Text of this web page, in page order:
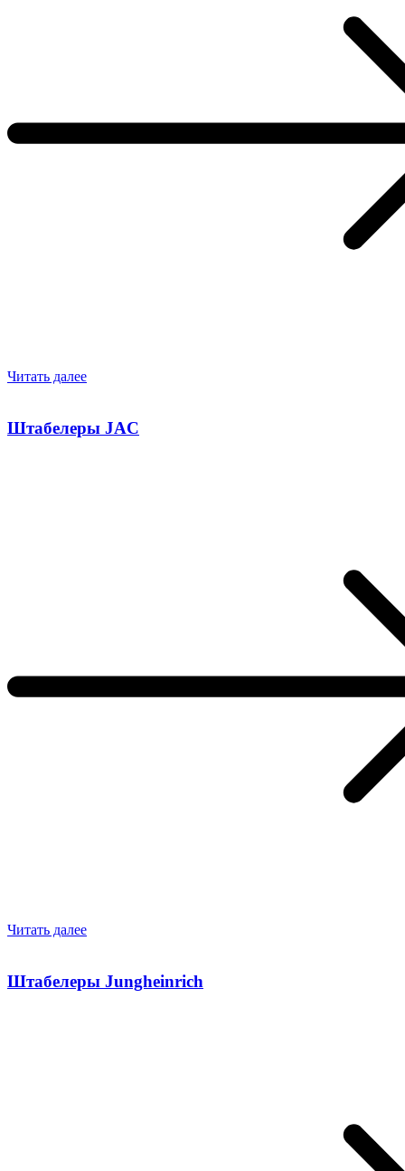
Читать далее
Штабелеры JAC
Читать далее
Штабелеры Jungheinrich